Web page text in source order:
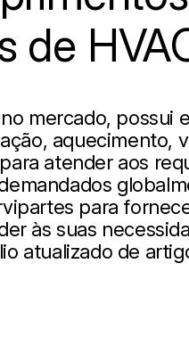
de
mercado, possui
aquecimento,
atender aos
para
às suas
atualizado de